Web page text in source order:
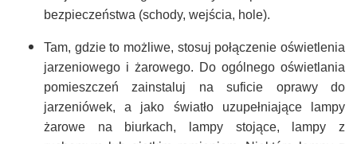
bezpieczeństwa (schody, wejścia, hole).
Tam, gdzie to możliwe, stosuj połączenie oświetlenia
jarzeniowego i żarowego. Do ogólnego oświetlania
pomieszczeń zainstaluj na suficie oprawy do
jarzeniówek, a jako światło uzupełniające lampy
żarowe na biurkach, lampy stojące, lampy z